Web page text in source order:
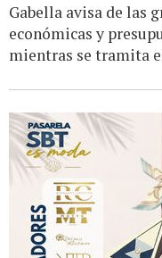
Gabella avisa de las
económicas y
mientras se tramita